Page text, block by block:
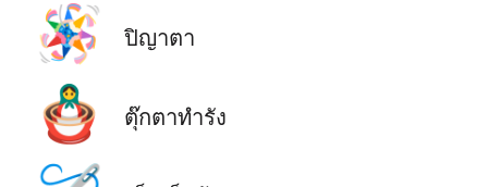
🪅 ปิญาตา
🪆 ตุ๊กตาทำรัง